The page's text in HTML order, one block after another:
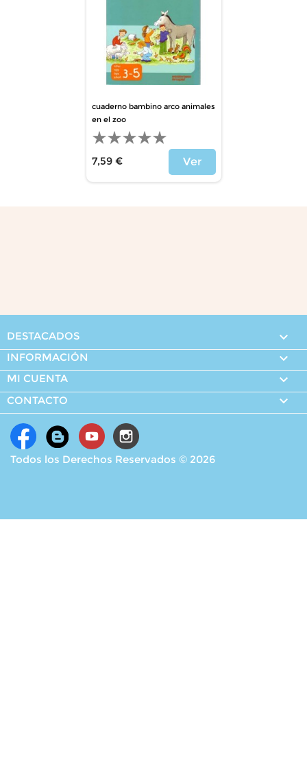
cuaderno bambino arco animales
en el zoo
7,59 €
Ver
DESTACADOS 
INFORMACIÓN 
MI CUENTA 
CONTACTO 
Todos los Derechos Reservados © 2026